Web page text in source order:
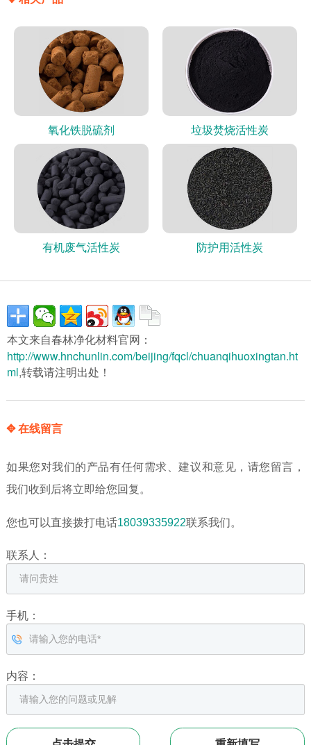
氧化铁脱硫剂 垃圾焚烧活性炭
有机废气活性炭 防护用活性炭
本文来自春林净化材料官网：
http://www.hnchunlin.com/beijing/fqcl/chuanqihuoxingtan.ht
ml,转载请注明出处！
✥ 在线留言
如果您对我们的产品有任何需求、建议和意见，请您留言，
我们收到后将立即给您回复。
您也可以直接拨打电话18039335922联系我们。
联系人：
手机：
内容：